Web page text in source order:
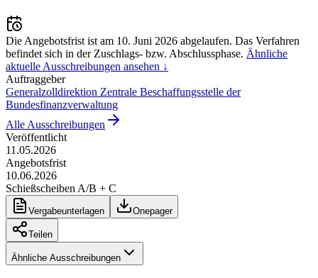
Die Angebotsfrist ist am 10. Juni 2026 abgelaufen. Das Verfahren
befindet sich in der Zuschlags- bzw. Abschlussphase. Ähnliche
aktuelle Ausschreibungen ansehen ↓
Auftraggeber
Generalzolldirektion Zentrale Beschaffungsstelle der
Bundesfinanzverwaltung
Alle Ausschreibungen
Veröffentlicht
11.05.2026
Angebotsfrist
10.06.2026
Schießscheiben A/B + C
Vergabeunterlagen Onepager
Teilen
Ähnliche Ausschreibungen